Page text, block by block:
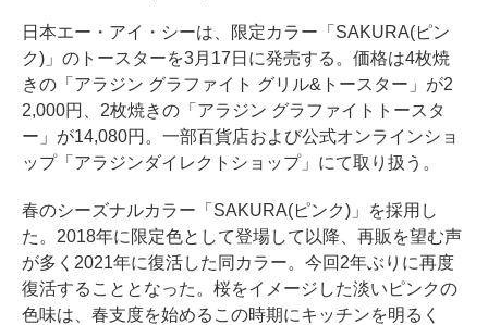
日本エー・アイ・シーは、限定カラー「SAKURA(ピン
ク)」のトースターを3月17日に発売する。価格は4枚焼
きの「アラジン グラファイト グリル&トースター」が2
2,000円、2枚焼きの「アラジン グラファイトトースタ
ー」が14,080円。一部百貨店および公式オンラインショ
ップ「アラジンダイレクトショップ」にて取り扱う。
春のシーズナルカラー「SAKURA(ピンク)」を採用し
た。2018年に限定色として登場して以降、再販を望む声
が多く2021年に復活した同カラー。今回2年ぶりに再度
復活することとなった。桜をイメージした淡いピンクの
色味は、春支度を始めるこの時期にキッチンを明るく